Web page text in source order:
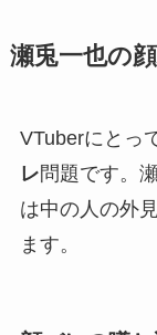
瀬兎一也の
VTuberにとっ
レ問題です。
は中の人の外
ます。